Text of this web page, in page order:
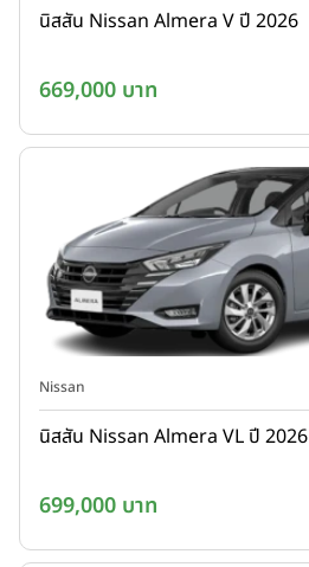
นิสสัน Nissan Almera V ปี 2026
669,000 บาท
Nissan
นิสสัน Nissan Almera VL ปี 2026
699,000 บาท